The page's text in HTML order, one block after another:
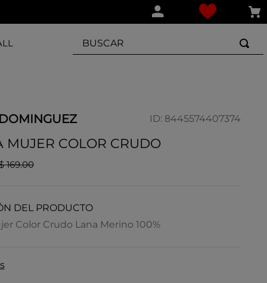
BUSCAR
ID: 8445574407374
MUJER COLOR CRUDO
169.00
DEL PRODUCTO
Color Crudo Lana Merino 100%